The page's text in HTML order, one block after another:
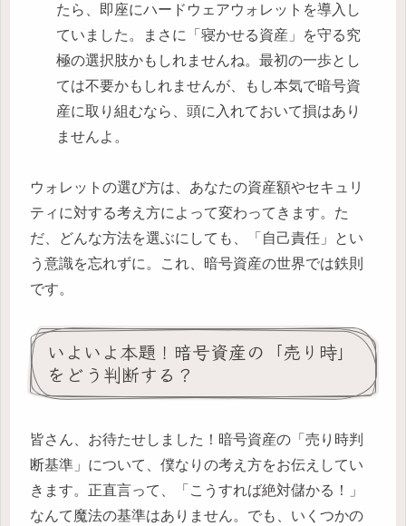
たら、即座にハードウェアウォレットを導入し
ていました。まさに「寝かせる資産」を守る究
極の選択肢かもしれませんね。最初の一歩とし
ては不要かもしれませんが、もし本気で暗号資
産に取り組むなら、頭に入れておいて損はあり
ませんよ。
ウォレットの選び方は、あなたの資産額やセキュリ
ティに対する考え方によって変わってきます。た
だ、どんな方法を選ぶにしても、「自己責任」とい
う意識を忘れずに。これ、暗号資産の世界では鉄則
です。
いよいよ本題！暗号資産の「売り時」
をどう判断する？
皆さん、お待たせしました！暗号資産の「売り時判
断基準」について、僕なりの考え方をお伝えしてい
きます。正直言って、「こうすれば絶対儲かる！」
なんて魔法の基準はありません。でも、いくつかの